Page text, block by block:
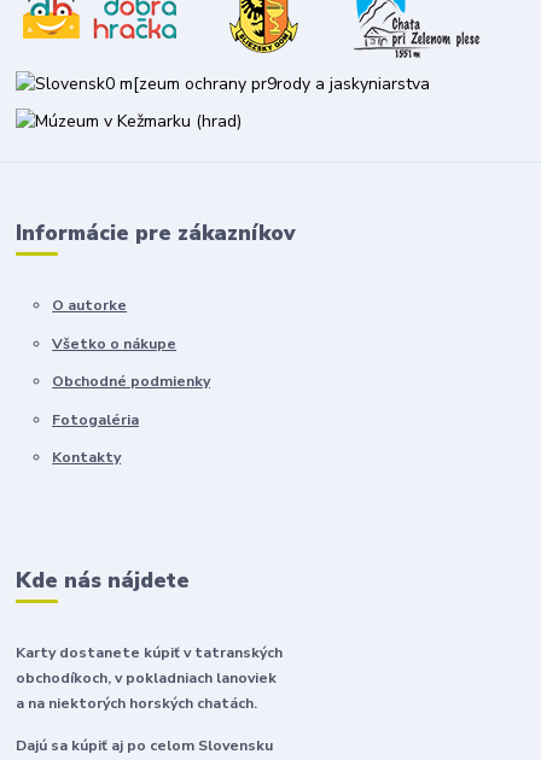
Informácie pre zákazníkov
O autorke
Všetko o nákupe
Obchodné podmienky
Fotogaléria
Kontakty
Kde nás nájdete
Karty dostanete kúpiť v tatranských
obchodíkoch, v pokladniach lanoviek
a na niektorých horských chatách.
Dajú sa kúpiť aj po celom Slovensku